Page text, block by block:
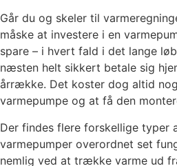
Går du og skeler til
måske at investere i en
spare – i hvert fald i det lange
næsten helt sikkert betale sig
årrække. Det koster dog altid
varmepumpe og at få den
Der findes flere forskellige typer
varmepumper overordnet set
nemlig ved at trække varme ud